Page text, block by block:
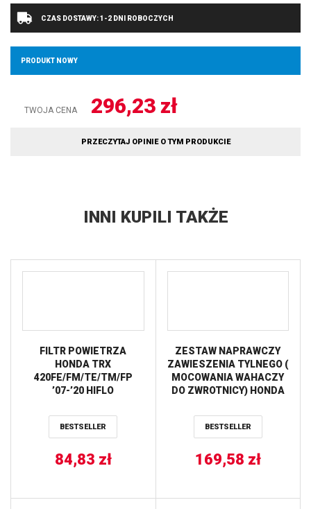
CZAS DOSTAWY: 1-2 DNI ROBOCZYCH
PRODUKT NOWY
TWOJA CENA 296,23 zł
PRZECZYTAJ OPINIE O TYM PRODUKCIE
INNI KUPILI TAKŻE
FILTR POWIETRZA
HONDA TRX
420FE/FM/TE/TM/FP
’07-’20 HIFLO
BESTSELLER
84,83 zł
ZESTAW NAPRAWCZY
ZAWIESZENIA TYLNEGO (
MOCOWANIA WAHACZY
DO ZWROTNICY) HONDA
ALL BALLS
BESTSELLER
169,58 zł